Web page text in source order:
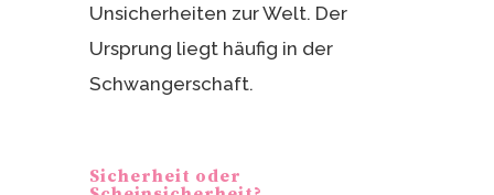
Unsicherheiten zur Welt. Der
Ursprung liegt häufig in der
Schwangerschaft.
Sicherheit oder